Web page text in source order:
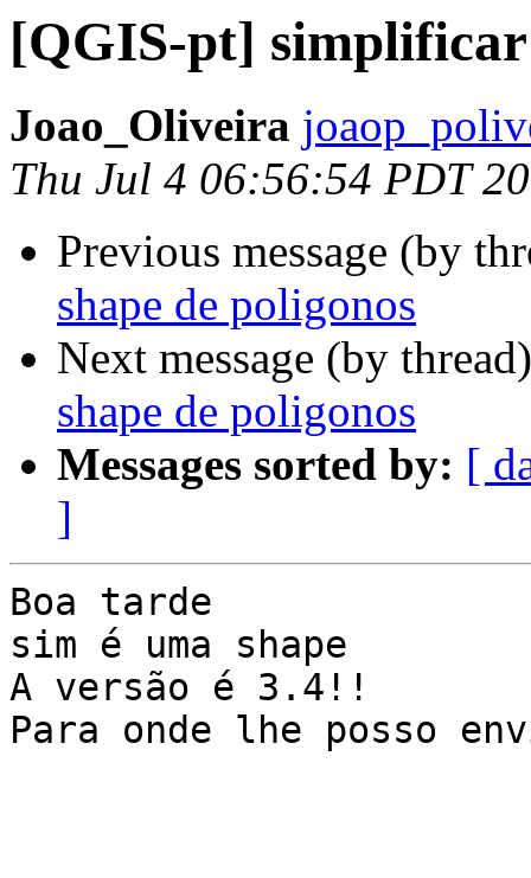
[QGIS-pt] simplificar
Joao_Oliveira
Thu Jul 4 06:56:54 PDT
Previous message (by
shape de poligonos
Next message (by
shape de poligonos
Messages sorted by: [
]
Boa tarde
sim é uma shape
A versão é 3.4!!
Para onde lhe posso